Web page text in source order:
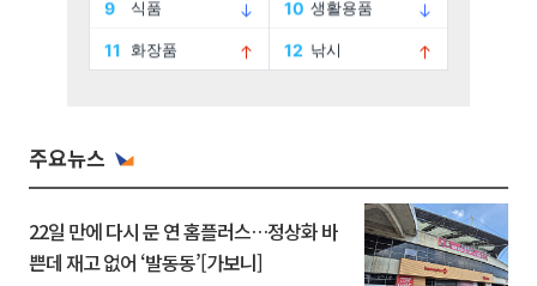
주요뉴스
22일 만에 다시 문 연 홈플러스…정상화 바
쁜데 재고 없어 ‘발동동’[가보니]